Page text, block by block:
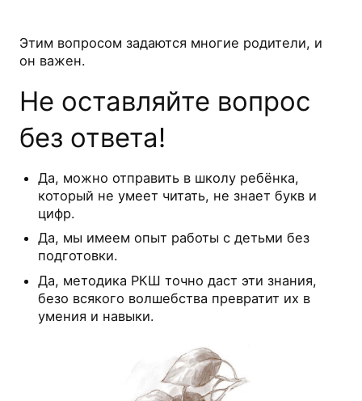
Этим вопросом задаются многие родители, и
он важен.
Не оставляйте вопрос
без ответа!
Да, можно отправить в школу ребёнка,
который не умеет читать, не знает букв и
цифр.
Да, мы имеем опыт работы с детьми без
подготовки.
Да, методика РКШ точно даст эти знания,
безо всякого волшебства превратит их в
умения и навыки.